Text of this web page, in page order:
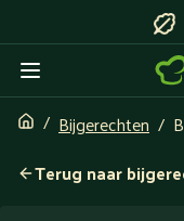
Bijgerechten
Terug naar